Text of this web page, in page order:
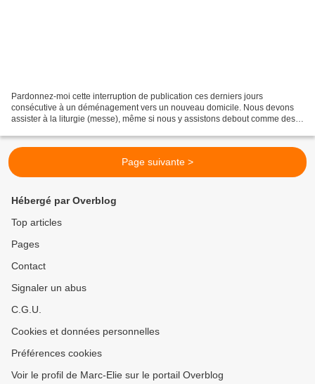
Pardonnez-moi cette interruption de publication ces derniers jours
consécutive à un déménagement vers un nouveau domicile. Nous devons
assister à la liturgie (messe), même si nous y assistons debout comme des
Page suivante >
Hébergé par Overblog
Top articles
Pages
Contact
Signaler un abus
C.G.U.
Cookies et données personnelles
Préférences cookies
Voir le profil de Marc-Elie sur le portail Overblog